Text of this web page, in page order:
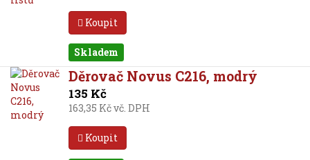
Koupit
Skladem
Děrovač Novus C216, modrý
135 Kč
163,35 Kč vč. DPH
Koupit